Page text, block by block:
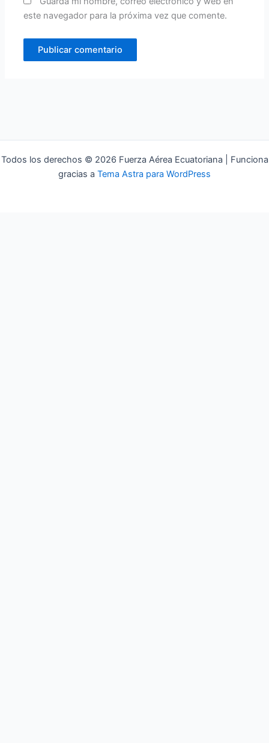
este navegador para la próxima vez que comente.
Todos los derechos © 2026 Fuerza Aérea Ecuatoriana | Funciona
gracias a Tema Astra para WordPress